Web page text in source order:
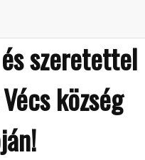
szeretettel
község